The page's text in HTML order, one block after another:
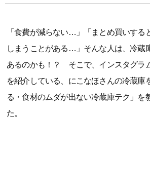
「食費が減らない…」「まとめ買いする
しまうことがある…」そんな人は、冷蔵
あるのかも！？ そこで、インスタグラ
を紹介している、にこなほさんの冷蔵庫
る・食材のムダが出ない冷蔵庫テク」を
た。